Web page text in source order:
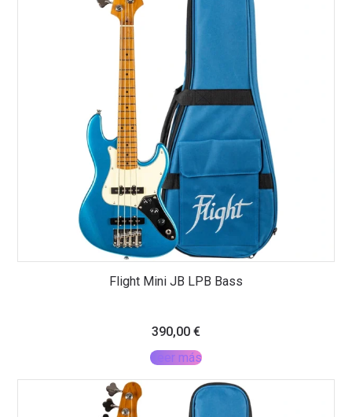
Flight Mini JB LPB Bass
390,00 €
Leer más